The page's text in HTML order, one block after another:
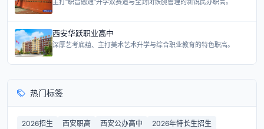
主打“职普融通”升学双赛道与全封闭铁腕管理的新锐民办职高。
西安华跃职业高中
深厚艺考底蕴、主打美术艺术升学与综合职业教育的特色职高。
热门标签
2026招生 西安职高 西安公办高中
2026年特长生招生